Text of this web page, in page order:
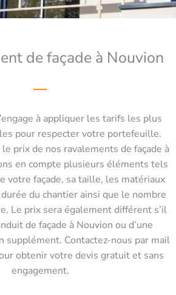
de façade à Nouvion
à appliquer les tarifs les plus
pour respecter votre portefeuille.
prix de nos ravalements de façade à
en compte plusieurs éléments tels
votre façade, sa taille, les matériaux
du chantier ainsi que le nombre
Le prix sera également différent s’il
de façade à Nouvion ou d’une
supplément. Contactez-nous par mail
obtenir votre devis gratuit et sans
engagement.